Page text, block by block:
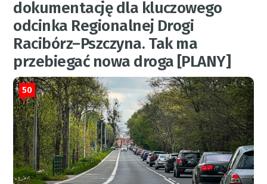
dokumentację dla kluczowego
odcinka Regionalnej Drogi
Racibórz–Pszczyna. Tak ma
przebiegać nowa droga [PLANY]
50